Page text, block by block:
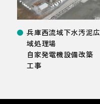
兵庫西流域下水汚泥広
域処理場
自家発電機設備改築
工事